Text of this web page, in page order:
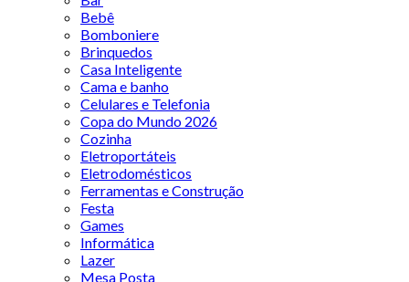
Bebê
Bomboniere
Brinquedos
Casa Inteligente
Cama e banho
Celulares e Telefonia
Copa do Mundo 2026
Cozinha
Eletroportáteis
Eletrodomésticos
Ferramentas e Construção
Festa
Games
Informática
Lazer
Mesa Posta